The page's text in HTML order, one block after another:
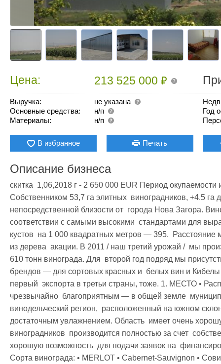
Цена: 213 525 000₽
Выручка:
не указана
Основные средства:
н/п
Материалы:
н/п
Год
В избранное Печать
Описание бизнеса
скитка  1,06,2018 г - 2 650 000 EUR Период окупаемости
Собственником 53,7 га элитных  виноградников, +4.5 га
непосредственной близости от  города Нова Загора.
соответствии с самыми высокими  стандартами для
кустов  на 1 000 квадратных метров — 395.
из дерева  акации. В 2011 / наш третий урожай /  мы
610 тонн винограда. Для  второй год подряд мы
брендов — для сортовых красных и  белых вин и
первый  экспорта в третьи страны, тоже. 1. МЕСТО •
чрезвычайно  благоприятным — в общей земле
винодельческий регион,  расположенный на южном
достаточным увлажнением. Область  имеет очень
виноградников  производится полностью за счет
хорошую возможность  для подачи заявок на
Сорта винограда: • MERLOT • Cabernet-Sauvignon •